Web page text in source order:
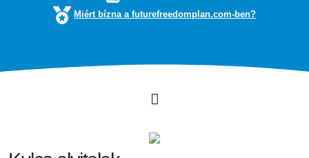
Miért bízna a futurefreedomplan.com-ben?